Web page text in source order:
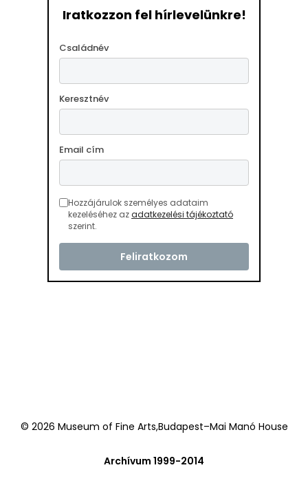
Iratkozzon fel hírlevelünkre!
Családnév
Keresztnév
Email cím
Hozzájárulok személyes adataim
kezeléséhez azadatkezelési tájékoztató
szerint.
© 2026 Museum of Fine Arts,Budapest–Mai Manó House
Archívum 1999-2014